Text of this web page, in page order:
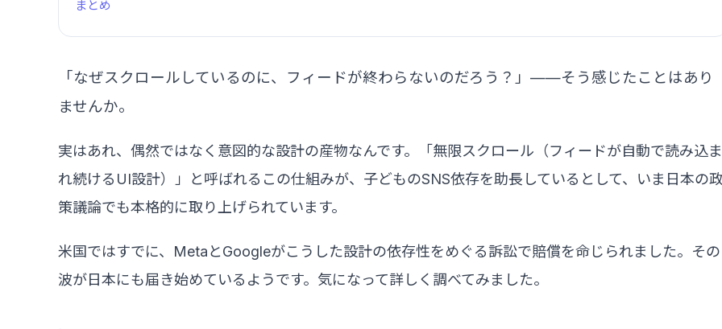
まとめ
「なぜスクロールしているのに、フィードが終わらないのだろう？」——そう感じたことはあり
ませんか。
実はあれ、偶然ではなく意図的な設計の産物なんです。「無限スクロール（フィードが自動で読み込ま
れ続けるUI設計）」と呼ばれるこの仕組みが、子どものSNS依存を助長しているとして、いま日本の
策議論でも本格的に取り上げられています。
米国ではすでに、MetaとGoogleがこうした設計の依存性をめぐる訴訟で賠償を命じられました。その
波が日本にも届き始めているようです。気になって詳しく調べてみました。